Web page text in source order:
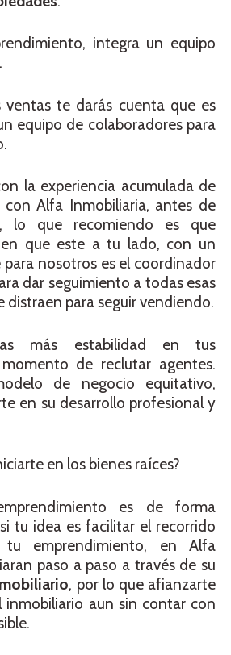
integra un equipo
ventas te darás cuenta que es
equipo de colaboradores para
la experiencia acumulada de
Alfa Inmobiliaria, antes de
lo que recomiendo es que
que este a tu lado, con un
nosotros es el coordinador
dar seguimiento a todas esas
distraen para seguir vendiendo.
más estabilidad en tus
de reclutar agentes.
de negocio equitativo,
en su desarrollo profesional y
en los bienes raíces?
es de forma
tu idea es facilitar el recorrido
tu emprendimiento, en Alfa
paso a paso a través de su
, por lo que afianzarte
inmobiliario aun sin contar con